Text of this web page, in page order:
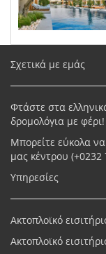
Σχετικά με εμάς
Φτάστε στα
δρομολόγια με φέρι!
Μπορείτε εύκολα
μας κέντρου (+0232
Υπηρεσίες
Ακτοπλοϊκό
Ακτοπλοϊκό